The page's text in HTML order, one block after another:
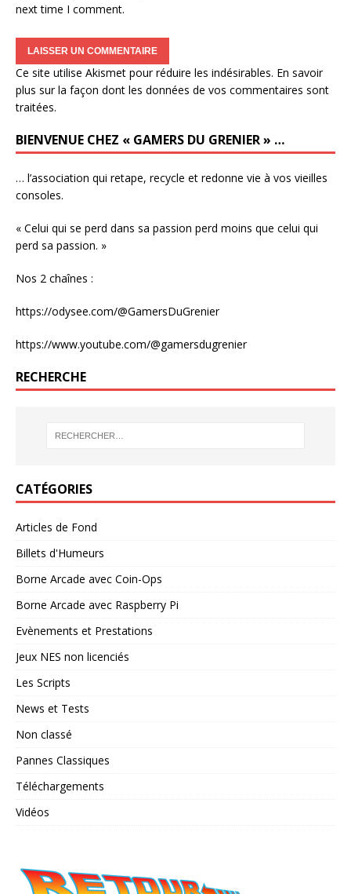
next time I comment.
Ce site utilise Akismet pour réduire les indésirables. En savoir
plus sur la façon dont les données de vos commentaires sont
traitées.
BIENVENUE CHEZ « GAMERS DU GRENIER » …
… l’association qui retape, recycle et redonne vie à vos vieilles
consoles.
« Celui qui se perd dans sa passion perd moins que celui qui
perd sa passion. »
Nos 2 chaînes :
https://odysee.com/@GamersDuGrenier
https://www.youtube.com/@gamersdugrenier
RECHERCHE
CATÉGORIES
Articles de Fond
Billets d'Humeurs
Borne Arcade avec Coin-Ops
Borne Arcade avec Raspberry Pi
Evènements et Prestations
Jeux NES non licenciés
Les Scripts
News et Tests
Non classé
Pannes Classiques
Téléchargements
Vidéos